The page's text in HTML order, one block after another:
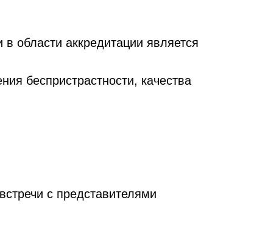
области аккредитации является
беспристрастности, качества
с представителями